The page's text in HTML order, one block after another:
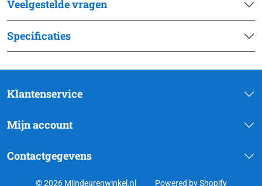
Veelgestelde vragen
Specificaties
Klantenservice
Mijn account
Contactgegevens
© 2026 Mijndeurenwinkel.nl Powered by Shopify